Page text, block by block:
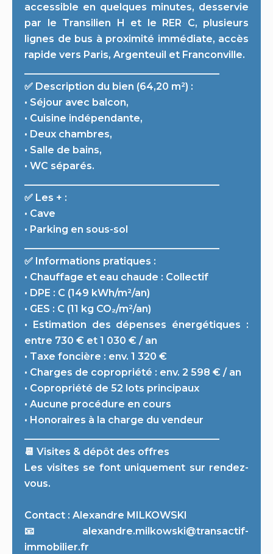
accessible en quelques minutes, desservie
par le Transilien H et le RER C, plusieurs
lignes de bus à proximité immédiate, accès
rapide vers Paris, Argenteuil et Franconville.
________________________________________
✅ Description du bien (64,20 m²) :
• Séjour avec balcon,
• Cuisine indépendante,
• Deux chambres,
• Salle de bains,
• WC séparés.
________________________________________
✅ Les + :
• Cave
• Parking en sous-sol
________________________________________
✅ Informations pratiques :
• Chauffage et eau chaude : Collectif
• DPE : C (149 kWh/m²/an)
• GES : C (11 kg CO₂/m²/an)
• Estimation des dépenses énergétiques :
entre 730 € et 1 030 € / an
• Taxe foncière : env. 1 320 €
• Charges de copropriété : env. 2 598 € / an
• Copropriété de 52 lots principaux
• Aucune procédure en cours
• Honoraires à la charge du vendeur
________________________________________
📆 Visites & dépôt des offres
Les visites se font uniquement sur rendez-
vous.
Contact : Alexandre MILKOWSKI
📧 alexandre.milkowski@transactif-
immobilier.fr